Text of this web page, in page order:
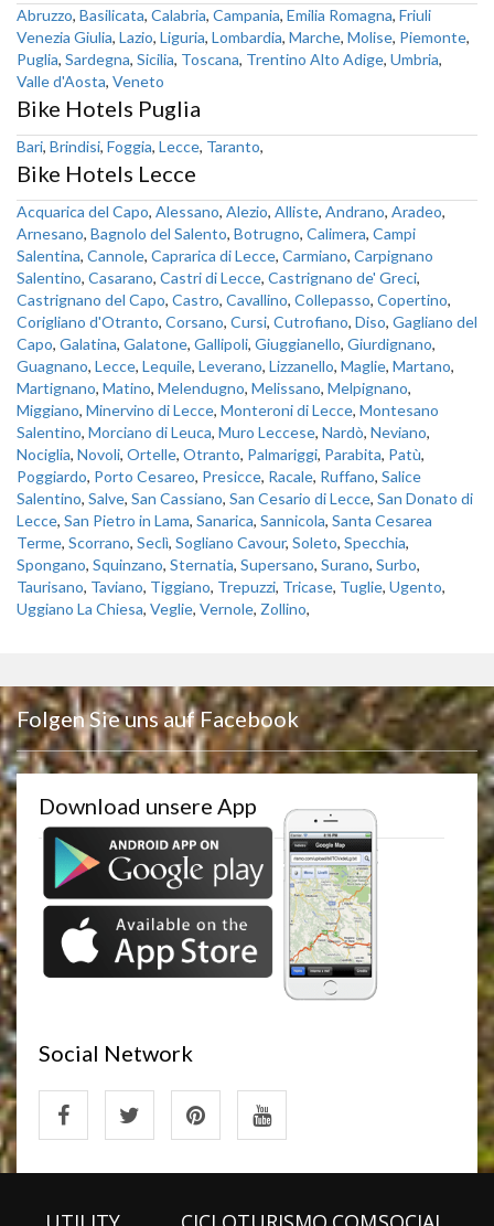
Abruzzo, Basilicata, Calabria, Campania, Emilia Romagna, Friuli
Venezia Giulia, Lazio, Liguria, Lombardia, Marche, Molise, Piemonte,
Puglia, Sardegna, Sicilia, Toscana, Trentino Alto Adige, Umbria,
Valle d'Aosta, Veneto
Bike Hotels Puglia
Bari, Brindisi, Foggia, Lecce, Taranto,
Bike Hotels Lecce
Acquarica del Capo, Alessano, Alezio, Alliste, Andrano, Aradeo,
Arnesano, Bagnolo del Salento, Botrugno, Calimera, Campi
Salentina, Cannole, Caprarica di Lecce, Carmiano, Carpignano
Salentino, Casarano, Castri di Lecce, Castrignano de' Greci,
Castrignano del Capo, Castro, Cavallino, Collepasso, Copertino,
Corigliano d'Otranto, Corsano, Cursi, Cutrofiano, Diso, Gagliano del
Capo, Galatina, Galatone, Gallipoli, Giuggianello, Giurdignano,
Guagnano, Lecce, Lequile, Leverano, Lizzanello, Maglie, Martano,
Martignano, Matino, Melendugno, Melissano, Melpignano,
Miggiano, Minervino di Lecce, Monteroni di Lecce, Montesano
Salentino, Morciano di Leuca, Muro Leccese, Nardò, Neviano,
Nociglia, Novoli, Ortelle, Otranto, Palmariggi, Parabita, Patù,
Poggiardo, Porto Cesareo, Presicce, Racale, Ruffano, Salice
Salentino, Salve, San Cassiano, San Cesario di Lecce, San Donato di
Lecce, San Pietro in Lama, Sanarica, Sannicola, Santa Cesarea
Terme, Scorrano, Seclì, Sogliano Cavour, Soleto, Specchia,
Spongano, Squinzano, Sternatia, Supersano, Surano, Surbo,
Taurisano, Taviano, Tiggiano, Trepuzzi, Tricase, Tuglie, Ugento,
Uggiano La Chiesa, Veglie, Vernole, Zollino,
Folgen Sie uns auf Facebook
Download unsere App
Social Network